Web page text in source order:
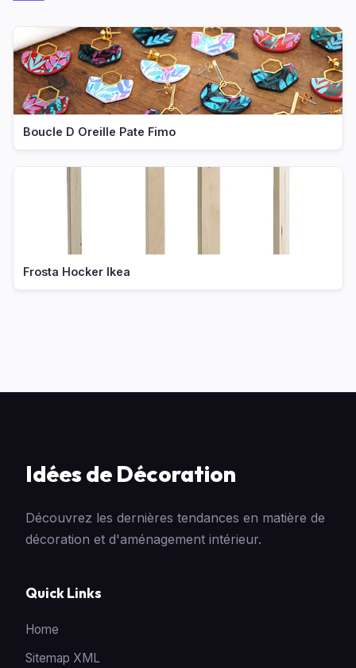
Boucle D Oreille Pate Fimo
Frosta Hocker Ikea
Idées de Décoration
Découvrez les dernières tendances en matière de
décoration et d'aménagement intérieur.
Quick Links
Home
Sitemap XML